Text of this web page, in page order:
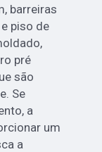
barreiras
piso de
pré
são
Se
a
um
a